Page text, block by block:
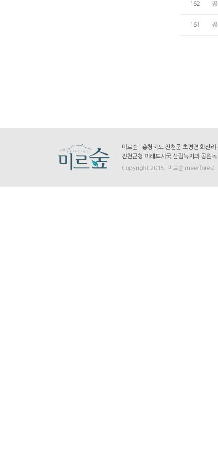
162
161
미르숲 충청북도 진천군 초평면 화
진천군청 미래도시국 산림녹지과 공
Copyright 2015. 미르숲